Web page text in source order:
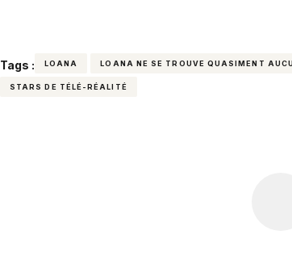
Tags : LOANA LOANA NE SE TROUVE QUASIMENT
STARS DE TÉLÉ-RÉALITÉ